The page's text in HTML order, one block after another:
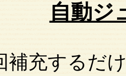
自動ジ
補充するだ